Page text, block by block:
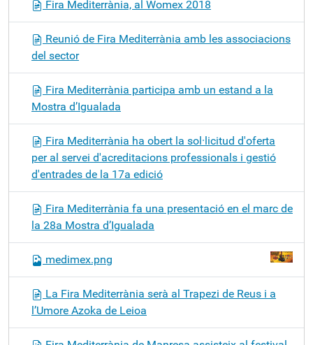
Fira Mediterrània, al Womex 2018
Reunió de Fira Mediterrània amb les associacions
del sector
Fira Mediterrània participa amb un estand a la
Mostra d’Igualada
Fira Mediterrània ha obert la sol·licitud d'oferta
per al servei d'acreditacions professionals i gestió
d'entrades de la 17a edició
Fira Mediterrània fa una presentació en el marc de
la 28a Mostra d’Igualada
medimex.png
La Fira Mediterrània serà al Trapezi de Reus i a
l’Umore Azoka de Leioa